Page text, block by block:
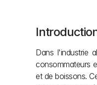
Dans l'industrie
consommateurs
et de boissons.